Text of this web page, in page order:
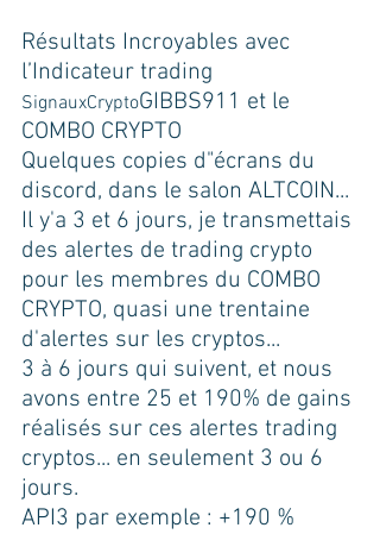
Résultats Incroyables avec
l’Indicateur trading
SignauxCryptoGIBBS911 et le
COMBO CRYPTO
Quelques copies d"écrans du
discord, dans le salon ALTCOIN...
Il y'a 3 et 6 jours, je transmettais
des alertes de trading crypto
pour les membres du COMBO
CRYPTO, quasi une trentaine
d'alertes sur les cryptos...
3 à 6 jours qui suivent, et nous
avons entre 25 et 190% de gains
réalisés sur ces alertes trading
cryptos... en seulement 3 ou 6
jours.
API3 par exemple : +190 %